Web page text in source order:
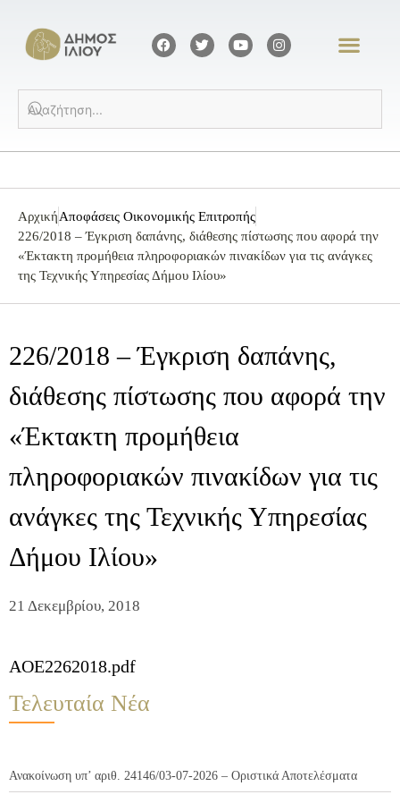
ΑρχικήΑποφάσεις Οικονομικής Επιτροπής
226/2018 – Έγκριση δαπάνης, διάθεσης πίστωσης που αφορά την
«Έκτακτη προμήθεια πληροφοριακών πινακίδων για τις ανάγκες
της Τεχνικής Υπηρεσίας Δήμου Ιλίου»
226/2018 – Έγκριση δαπάνης,
διάθεσης πίστωσης που αφορά την
«Έκτακτη προμήθεια
πληροφοριακών πινακίδων για τις
ανάγκες της Τεχνικής Υπηρεσίας
Δήμου Ιλίου»
21 Δεκεμβρίου, 2018
AOE2262018.pdf
Τελευταία Νέα
Ανακοίνωση υπ’ αριθ. 24146/03-07-2026 – Οριστικά Αποτελέσματα